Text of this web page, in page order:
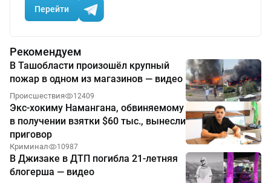
Перейти
Рекомендуем
В Ташобласти произошёл крупный
пожар в одном из магазинов — видео
Происшествия 12409
Экс-хокиму Намангана, обвиняемому
в получении взятки $60 тыс., вынесли
приговор
Криминал 10987
В Джизаке в ДТП погибла 21-летняя
блогерша — видео